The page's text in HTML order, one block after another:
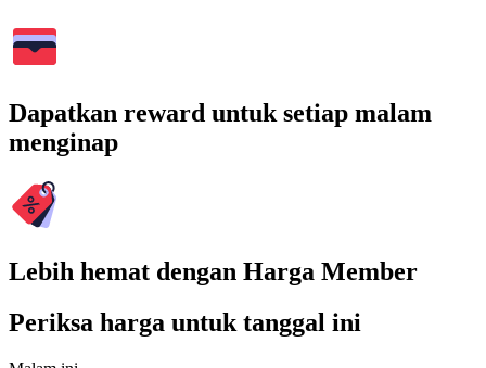
Dapatkan reward untuk setiap malam
menginap
Lebih hemat dengan Harga Member
Periksa harga untuk tanggal ini